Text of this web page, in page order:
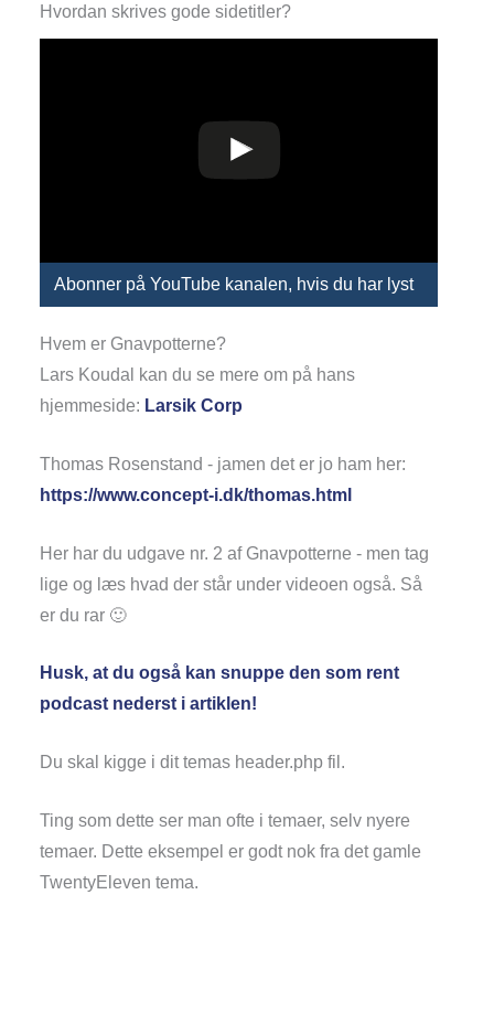
Hvordan skrives gode sidetitler?
Abonner på YouTube kanalen, hvis du har lyst
Hvem er Gnavpotterne?
Lars Koudal kan du se mere om på hans
hjemmeside: Larsik Corp
Thomas Rosenstand - jamen det er jo ham her:
https://www.concept-i.dk/thomas.html
Her har du udgave nr. 2 af Gnavpotterne - men tag
lige og læs hvad der står under videoen også. Så
er du rar 🙂
Husk, at du også kan snuppe den som rent
podcast nederst i artiklen!
Du skal kigge i dit temas header.php fil.
Ting som dette ser man ofte i temaer, selv nyere
temaer. Dette eksempel er godt nok fra det gamle
TwentyEleven tema.